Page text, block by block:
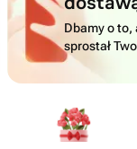
Dbamy o to,
sprostał